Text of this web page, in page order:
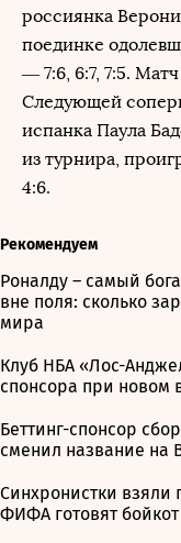
россиянка
поединке
— 7:6, 6:7, 7:5.
Следующей
испанка Паула
из турнира,
4:6.
Рекомендуем
Роналду – самый
вне поля: сколько
мира
Клуб НБА «Лос-
спонсора при новом
Беттинг-спонсор
сменил название на
Синхронистки взяли
ФИФА готовят бойкот